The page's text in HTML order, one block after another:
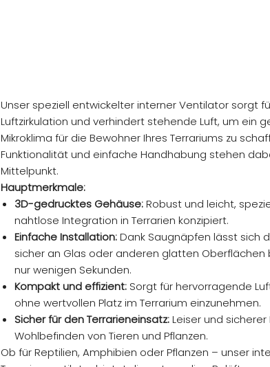
Unser speziell entwickelter interner Ventilator sorgt
Luftzirkulation und verhindert stehende Luft, um ein
Mikroklima für die Bewohner Ihres Terrariums zu
Funktionalität und einfache Handhabung stehen
Mittelpunkt.
Hauptmerkmale:
3D-gedrucktes Gehäuse:Robust und leicht,
nahtlose Integration in Terrarien konzipiert.
Einfache Installation:Dank Saugnäpfen lässt sich
sicher an Glas oder anderen glatten Oberflächen
nur wenigen Sekunden.
Kompakt und effizient: Sorgt für hervorragende
ohne wertvollen Platz im Terrarium einzunehmen.
Sicher für den Terrarieneinsatz:Leiser und
Wohlbefinden von Tieren und Pflanzen.
Ob für Reptilien, Amphibien oder Pflanzen – unser